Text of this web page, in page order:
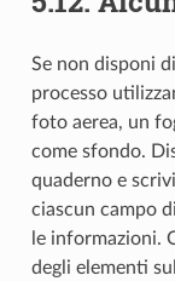
Se non disponi
processo
foto aerea, un
come sfondo.
quaderno e
ciascun campo
le informazioni.
degli elementi